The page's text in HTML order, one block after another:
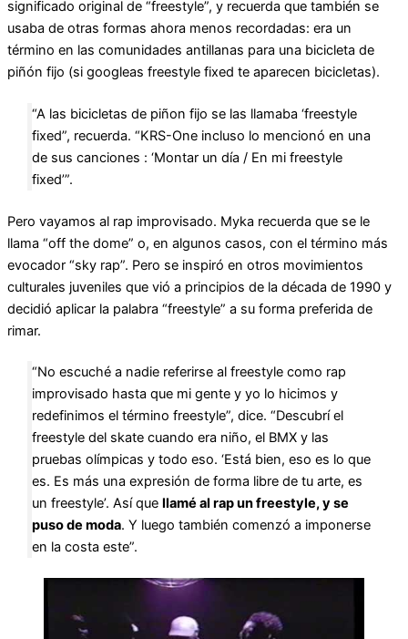
significado original de “freestyle”, y recuerda que también se
usaba de otras formas ahora menos recordadas: era un
término en las comunidades antillanas para una bicicleta de
piñón fijo (si googleas freestyle fixed te aparecen bicicletas).
“A las bicicletas de piñon fijo se las llamaba ‘freestyle
fixed”, recuerda. “KRS-One incluso lo mencionó en una
de sus canciones : ‘Montar un día / En mi freestyle
fixed’”.
Pero vayamos al rap improvisado. Myka recuerda que se le
llama “off the dome” o, en algunos casos, con el término más
evocador “sky rap”. Pero se inspiró en otros movimientos
culturales juveniles que vió a principios de la década de 1990 y
decidió aplicar la palabra “freestyle” a su forma preferida de
rimar.
“No escuché a nadie referirse al freestyle como rap
improvisado hasta que mi gente y yo lo hicimos y
redefinimos el término freestyle”, dice. “Descubrí el
freestyle del skate cuando era niño, el BMX y las
pruebas olímpicas y todo eso. ‘Está bien, eso es lo que
es. Es más una expresión de forma libre de tu arte, es
un freestyle’. Así que llamé al rap un freestyle, y se
puso de moda. Y luego también comenzó a imponerse
en la costa este”.